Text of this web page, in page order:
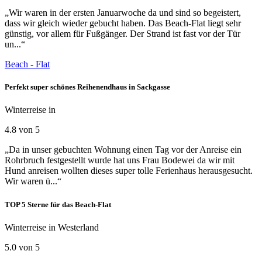
„Wir waren in der ersten Januarwoche da und sind so begeistert,
dass wir gleich wieder gebucht haben. Das Beach-Flat liegt sehr
günstig, vor allem für Fußgänger. Der Strand ist fast vor der Tür
un...“
Beach - Flat
Perfekt super schönes Reihenendhaus in Sackgasse
Winterreise in
4.8 von 5
„Da in unser gebuchten Wohnung einen Tag vor der Anreise ein
Rohrbruch festgestellt wurde hat uns Frau Bodewei da wir mit
Hund anreisen wollten dieses super tolle Ferienhaus herausgesucht.
Wir waren ü...“
TOP 5 Sterne für das Beach-Flat
Winterreise in Westerland
5.0 von 5